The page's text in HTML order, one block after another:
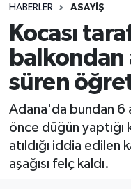
HABERLER ASAYİŞ
Kocası
balkondan
süren
Adana'da bundan 6
önce düğün yaptığı
atıldığı iddia edilen
aşağısı felç kaldı.
SPOR
YAŞAM
Son Dakika
Haber Arşivi